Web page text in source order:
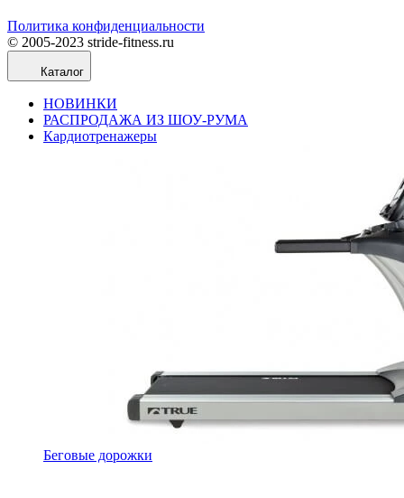
Политика конфиденциальности
© 2005-2023 stride-fitness.ru
Каталог
НОВИНКИ
РАСПРОДАЖА ИЗ ШОУ-РУМА
Кардиотренажеры
Беговые дорожки